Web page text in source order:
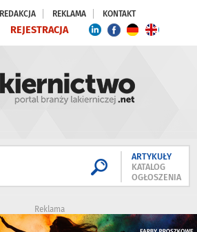
REDAKCJA REKLAMA KONTAKT
REJESTRACJA
ARTYKUŁY
KATALOG
OGŁOSZENIA
Reklama